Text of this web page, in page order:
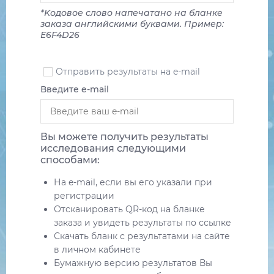
*Kодовое слово напечатано на бланке
заказа английскими буквами. Пример:
E6F4D26
Отправить результаты на e-mail
Введите e-mail
Вы можете получить результаты
исследования следующими
способами:
На e-mail, если вы его указали при
регистрации
Отсканировать QR-код на бланке
заказа и увидеть результаты по ссылке
Скачать бланк с результатами на сайте
в личном кабинете
Бумажную версию результатов Вы